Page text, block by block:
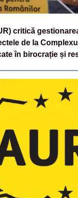
critică
de la
în birocrație și